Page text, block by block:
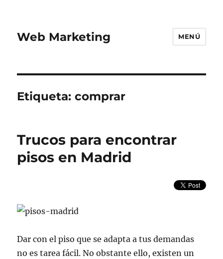
Web Marketing MENÚ
Etiqueta:comprar
Trucos para encontrar
pisos en Madrid
Dar con el piso que se adapta a tus demandas
no es tarea fácil. No obstante ello, existen un